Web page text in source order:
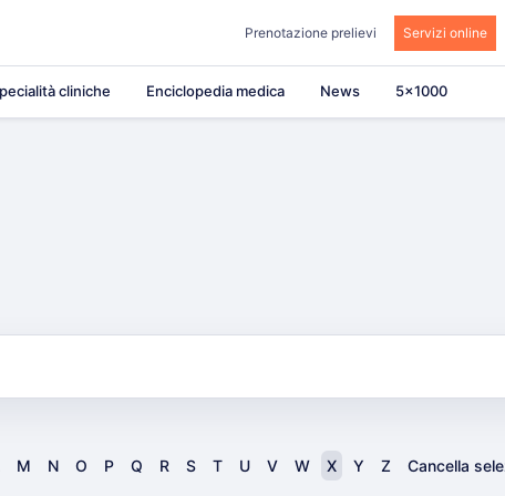
Prenotazione prelievi Servizi online
cliniche Enciclopedia medica News 5×1000
M N O P Q R S T U V W X Y Z Cancella